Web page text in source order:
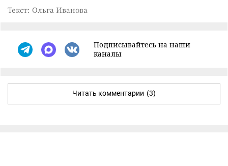
Текст: Ольга Иванова
Подписывайтесь на наши
каналы
Читать комментарии (3)